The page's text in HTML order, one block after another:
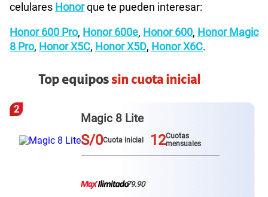
celulares Honorque te pueden interesar:
Honor 600 Pro, Honor 600e, Honor 600, Honor Magic
8 Pro, Honor X5C, Honor X5D, Honor X6C.
Top equipossin cuota inicial
Galaxy A57
S/0Cuota inicial